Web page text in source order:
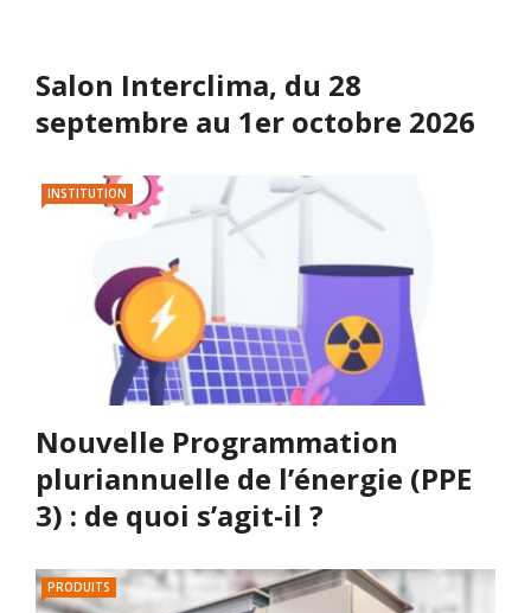
Salon Interclima, du 28
septembre au 1er octobre 2026
INSTITUTION
Nouvelle Programmation
pluriannuelle de l’énergie (PPE
3) : de quoi s’agit-il ?
PRODUITS